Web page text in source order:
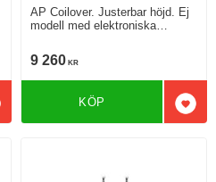
till i favoriter
AP Coilover. Justerbar höjd. Ej
modell med elektroniska
9 260 KR
KÖP